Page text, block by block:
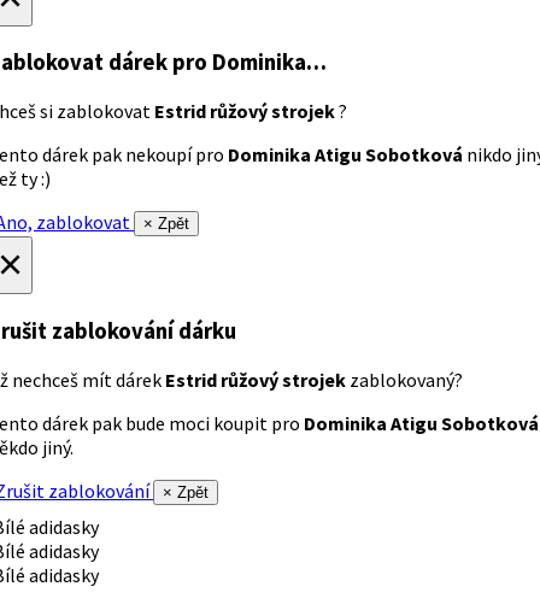
dárek pro Dominika…
si zablokovat Estrid růžový strojek?
dárek pak nekoupí pro Dominika Atigu Sobotková nikdo
ty :)
zablokovat
× Zpět
zablokování dárku
nechceš mít dárek Estrid růžový strojek zablokovaný?
dárek pak bude moci koupit pro Dominika Atigu Sobotková
jiný.
zablokování
× Zpět